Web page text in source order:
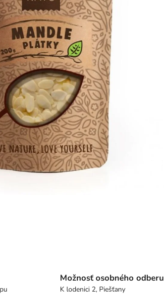
Možnosť osobného odberu
K lodenici 2, Piešťany